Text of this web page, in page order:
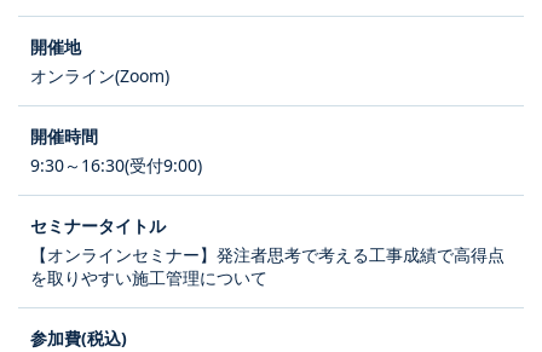
オンライン(Zoom)
9:30～16:30(受付9:00)
【オンラインセミナー】発注者思考で考える工事成績で高得点
を取りやすい施工管理について